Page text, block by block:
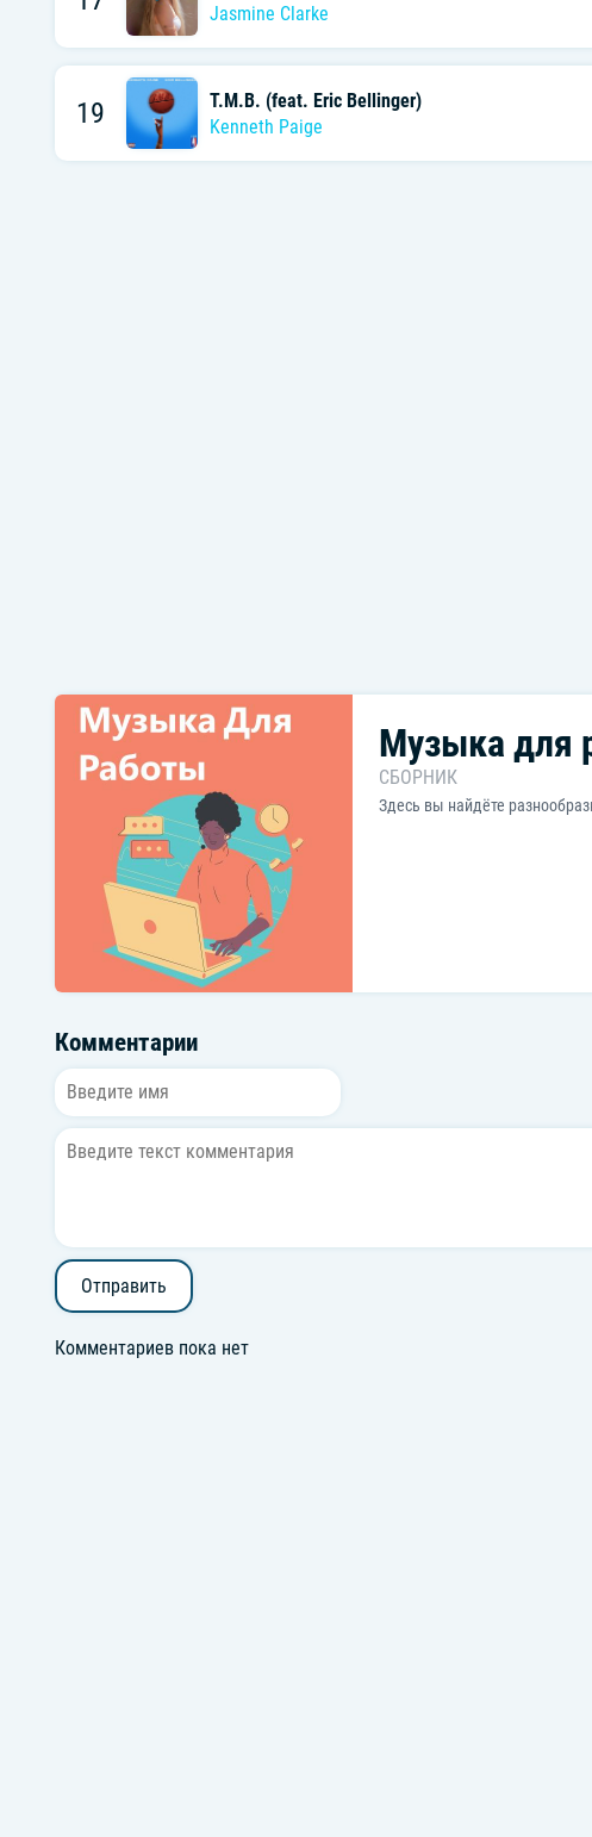
Музыка для
СБОРНИК
Здесь вы найдёте
Jasmine Clarke
19
T.M.B. (feat. Eric Bellinger)
Kenneth Paige
Комментарии
Отправить
Комментариев пока нет